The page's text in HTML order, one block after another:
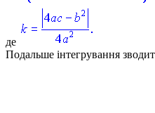
де
Подальше інтегрування